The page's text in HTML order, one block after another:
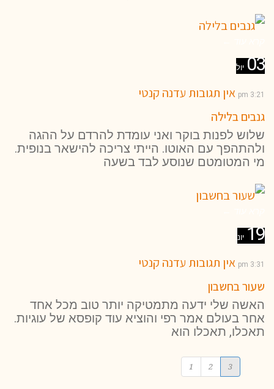
03 יול
3:21 pm אין תגובות עדנה קנטי
גנבים בלילה
שלוש לפנות בוקר ואני עומדת להרדם על ההגה
ולהתהפך עם האוטו. הייתי צריכה להישאר בנופית.
מי המטומטם שנוסע לבד בשעה
19 יונ
3:31 pm אין תגובות עדנה קנטי
שעור בחשבון
האשה שלי ידעה מתמטיקה יותר טוב מכל אחד
אחר בעולם אמר רפי והוציא עוד קופסא של עוגיות.
תאכלו, תאכלו הוא
1 2 3